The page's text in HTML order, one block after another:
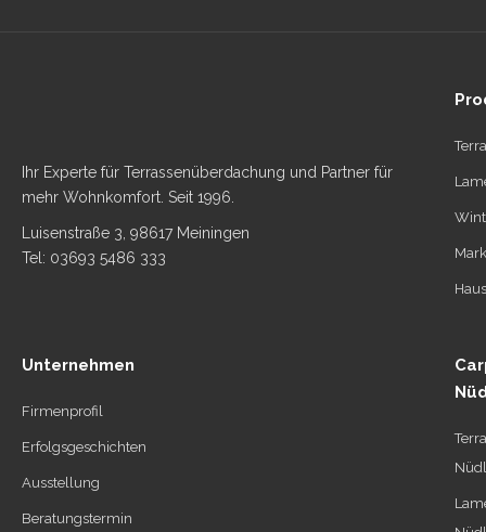
Ihr Experte für Terrassenüberdachung und Partner für
mehr Wohnkomfort. Seit 1996.
Luisenstraße 3, 98617 Meiningen
Tel: 03693 5486 333
Unternehmen
Firmenprofil
Erfolgsgeschichten
Ausstellung
Beratungstermin